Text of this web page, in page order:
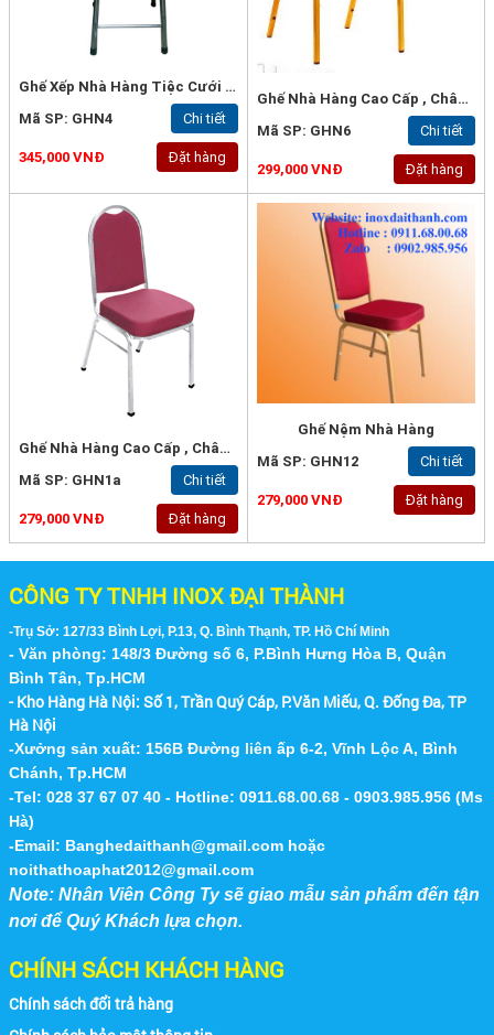
Ghế Xếp Nhà Hàng Tiệc Cưới , Inox Bọc Nệm - GHN4
Mã SP: GHN4
Chi tiết
345,000 VNĐ Đặt hàng
Ghế Nhà Hàng Cao Cấp , Chân Sắt Vuông 25x1.2mm, Bọc Nệm Khối Loại Tốt -GHN6
Mã SP: GHN6
Chi tiết
299,000 VNĐ Đặt hàng
Ghế Nhà Hàng Cao Cấp , Chân Sắt Vuông 20x1.2mm, Bọc Nệm Tốt - GHN1A
Mã SP: GHN1a
Chi tiết
279,000 VNĐ Đặt hàng
Ghế Nệm Nhà Hàng
Mã SP: GHN12
Chi tiết
279,000 VNĐ Đặt hàng
CÔNG TY TNHH INOX ĐẠI THÀNH
-Trụ Sở: 127/33 Bình Lợi, P.13, Q. Bình Thạnh, TP. Hồ Chí Minh
- Văn phòng: 148/3 Đường số 6, P.Bình Hưng Hòa B, Quận
Bình Tân, Tp.HCM
- Kho Hàng Hà Nội: Số 1, Trần Quý Cáp, P.Văn Miếu, Q. Đống Đa, TP
Hà Nội
-Xưởng sản xuất: 156B Đường liên ấp 6-2, Vĩnh Lộc A, Bình
Chánh, Tp.HCM
-Tel: 028 37 67 07 40 - Hotline: 0911.68.00.68 - 0903.985.956 (Ms
Hà)
-Email: Banghedaithanh@gmail.com hoặc
noithathoaphat2012@gmail.com
Note: Nhân Viên Công Ty sẽ giao mẫu sản phẩm đến tận
nơi để Quý Khách lựa chọn.
CHÍNH SÁCH KHÁCH HÀNG
Chính sách đổi trả hàng